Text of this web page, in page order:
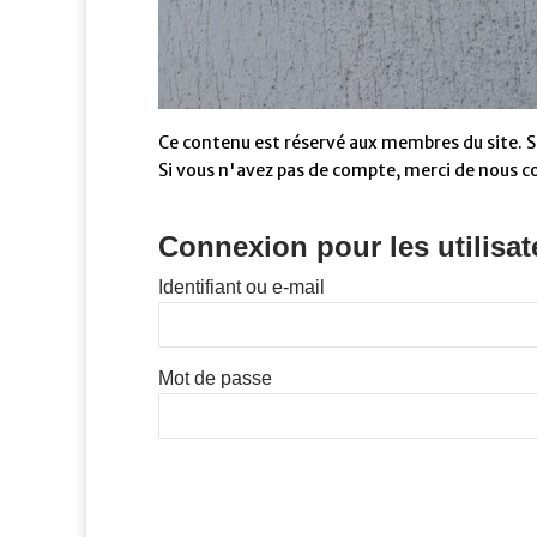
Ce contenu est réservé aux membres du
Si vous n'avez pas de compte, merci de nous
Connexion pour les
Identifiant ou e-mail
Mot de passe